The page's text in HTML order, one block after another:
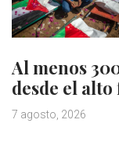
Al menos
desde el
7 agosto, 2026